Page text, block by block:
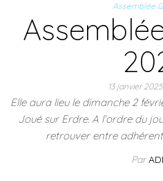
Assemblée
13 janvier 2025
Elle aura lieu le dimanche 2
Joué sur Erdre. A l’ordre du
retrouver entre
Par